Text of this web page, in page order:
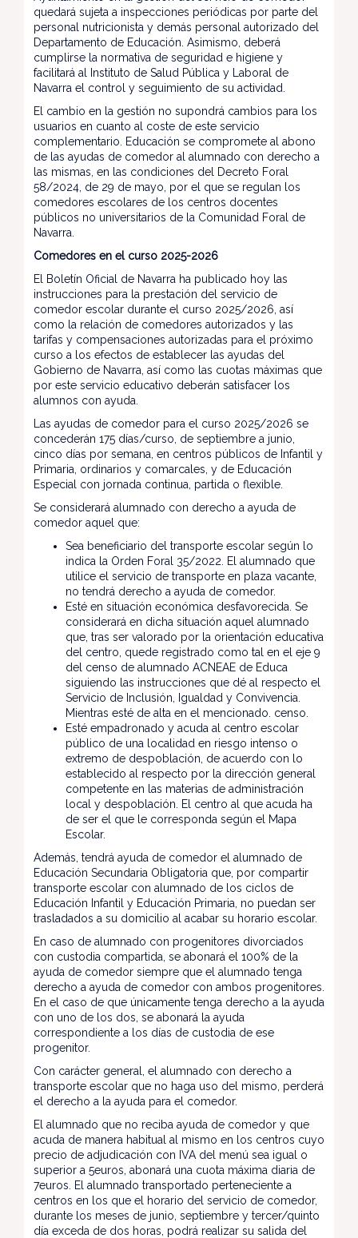
quedará sujeta a inspecciones periódicas por parte del
personal nutricionista y demás personal autorizado del
Departamento de Educación. Asimismo, deberá
cumplirse la normativa de seguridad e higiene y
facilitará al Instituto de Salud Pública y Laboral de
Navarra el control y seguimiento de su actividad.
El cambio en la gestión no supondrá cambios para los
usuarios en cuanto al coste de este servicio
complementario. Educación se compromete al abono
de las ayudas de comedor al alumnado con derecho a
las mismas, en las condiciones del Decreto Foral
58/2024, de 29 de mayo, por el que se regulan los
comedores escolares de los centros docentes
públicos no universitarios de la Comunidad Foral de
Navarra.
Comedores en el curso 2025-2026
El Boletín Oficial de Navarra ha publicado hoy las
instrucciones para la prestación del servicio de
comedor escolar durante el curso 2025/2026, así
como la relación de comedores autorizados y las
tarifas y compensaciones autorizadas para el próximo
curso a los efectos de establecer las ayudas del
Gobierno de Navarra, así como las cuotas máximas que
por este servicio educativo deberán satisfacer los
alumnos con ayuda.
Las ayudas de comedor para el curso 2025/2026 se
concederán 175 días/curso, de septiembre a junio,
cinco días por semana, en centros públicos de Infantil y
Primaria, ordinarios y comarcales, y de Educación
Especial con jornada continua, partida o flexible.
Se considerará alumnado con derecho a ayuda de
comedor aquel que:
Sea beneficiario del transporte escolar según lo
indica la Orden Foral 35/2022. El alumnado que
utilice el servicio de transporte en plaza vacante,
no tendrá derecho a ayuda de comedor.
Esté en situación económica desfavorecida. Se
considerará en dicha situación aquel alumnado
que, tras ser valorado por la orientación educativa
del centro, quede registrado como tal en el eje 9
del censo de alumnado ACNEAE de Educa
siguiendo las instrucciones que dé al respecto el
Servicio de Inclusión, Igualdad y Convivencia.
Mientras esté de alta en el mencionado. censo.
Esté empadronado y acuda al centro escolar
público de una localidad en riesgo intenso o
extremo de despoblación, de acuerdo con lo
establecido al respecto por la dirección general
competente en las materias de administración
local y despoblación. El centro al que acuda ha
de ser el que le corresponda según el Mapa
Escolar.
Además, tendrá ayuda de comedor el alumnado de
Educación Secundaria Obligatoria que, por compartir
transporte escolar con alumnado de los ciclos de
Educación Infantil y Educación Primaria, no puedan ser
trasladados a su domicilio al acabar su horario escolar.
En caso de alumnado con progenitores divorciados
con custodia compartida, se abonará el 100% de la
ayuda de comedor siempre que el alumnado tenga
derecho a ayuda de comedor con ambos progenitores.
En el caso de que únicamente tenga derecho a la ayuda
con uno de los dos, se abonará la ayuda
correspondiente a los días de custodia de ese
progenitor.
Con carácter general, el alumnado con derecho a
transporte escolar que no haga uso del mismo, perderá
el derecho a la ayuda para el comedor.
El alumnado que no reciba ayuda de comedor y que
acuda de manera habitual al mismo en los centros cuyo
precio de adjudicación con IVA del menú sea igual o
superior a 5euros, abonará una cuota máxima diaria de
7euros. El alumnado transportado perteneciente a
centros en los que el horario del servicio de comedor,
durante los meses de junio, septiembre y tercer/quinto
día exceda de dos horas, podrá realizar su salida del